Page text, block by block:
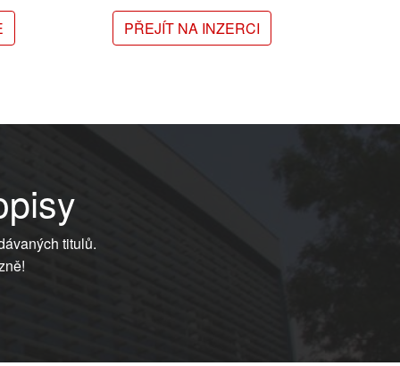
PŘEJÍT NA INZERCI
titulů.